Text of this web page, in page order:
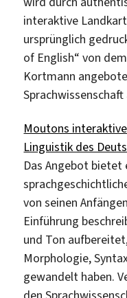
interaktive
ursprünglich
of English“ von
Kortmann
Moutons
Linguistik des
Das Angebot bietet
von seinen
Einführung
und Ton
Morphologie,
gewandelt haben.